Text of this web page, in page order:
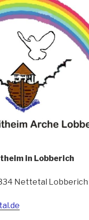
in Lobberich
Nettetal Lobberich